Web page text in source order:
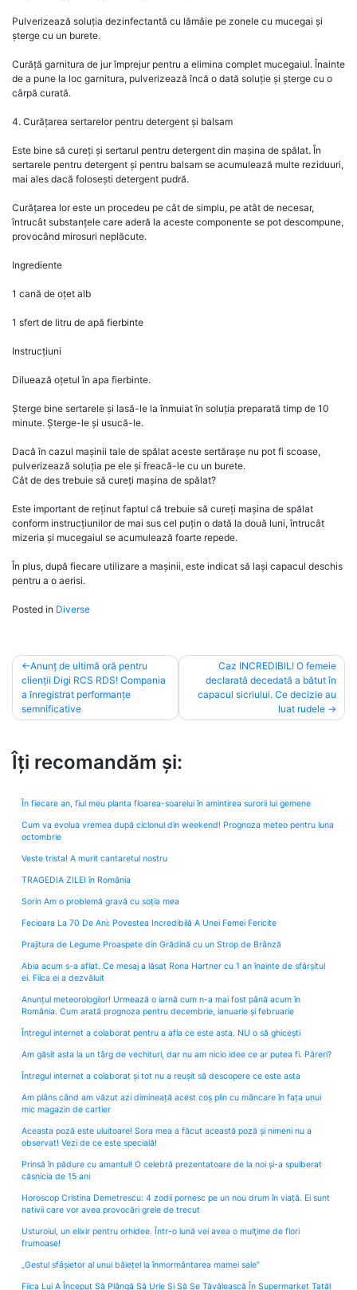
Pulverizează soluția dezinfectantă cu lămâie pe zonele cu mucegai și
șterge cu un burete.
Curăță garnitura de jur împrejur pentru a elimina complet mucegaiul. Înainte
de a pune la loc garnitura, pulverizează încă o dată soluție și șterge cu o
cârpă curată.
4. Curățarea sertarelor pentru detergent și balsam
Este bine să cureți și sertarul pentru detergent din mașina de spălat. În
sertarele pentru detergent și pentru balsam se acumulează multe reziduuri,
mai ales dacă folosești detergent pudră.
Curățarea lor este un procedeu pe cât de simplu, pe atât de necesar,
întrucât substanțele care aderă la aceste componente se pot descompune,
provocând mirosuri neplăcute.
Ingrediente
1 cană de oțet alb
1 sfert de litru de apă fierbinte
Instrucțiuni
Diluează oțetul în apa fierbinte.
Șterge bine sertarele și lasă-le la înmuiat în soluția preparată timp de 10
minute. Șterge-le și usucă-le.
Dacă în cazul mașinii tale de spălat aceste sertărașe nu pot fi scoase,
pulverizează soluția pe ele și freacă-le cu un burete.
Cât de des trebuie să cureți mașina de spălat?
Este important de reținut faptul că trebuie să cureți mașina de spălat
conform instrucțiunilor de mai sus cel puțin o dată la două luni, întrucât
mizeria și mucegaiul se acumulează foarte repede.
În plus, după fiecare utilizare a mașinii, este indicat să lași capacul deschis
pentru a o aerisi.
Posted in Diverse
Post
navigation
Anunț de ultimă oră pentru
clienții Digi RCS RDS! Compania
a înregistrat performanțe
semnificative
Caz INCREDIBIL! O femeie
declarată decedată a bătut în
capacul sicriului. Ce decizie au
luat rudele
Îți recomandăm și:
În fiecare an, fiul meu planta floarea-soarelui în amintirea surorii lui gemene
Cum va evolua vremea după ciclonul din weekend! Prognoza meteo pentru luna
octombrie
Veste trista! A murit cantaretul nostru
TRAGEDIA ZILEI în România
Sorin Am o problemă gravă cu soția mea
Fecioara La 70 De Ani: Povestea Incredibilă A Unei Femei Fericite
Prajitura de Legume Proaspete din Grădină cu un Strop de Brânză
Abia acum s-a aflat. Ce mesaj a lăsat Rona Hartner cu 1 an înainte de sfârșitul
ei. Fiica ei a dezvăluit
Anunțul meteorologilor! Urmează o iarnă cum n-a mai fost până acum în
România. Cum arată prognoza pentru decembrie, ianuarie și februarie
Întregul internet a colaborat pentru a afla ce este asta. NU o să ghicești
Am găsit asta la un târg de vechituri, dar nu am nicio idee ce ar putea fi. Păreri?
Întregul internet a colaborat și tot nu a reușit să descopere ce este asta
Am plâns când am văzut azi dimineață acest coș plin cu mâncare în fața unui
mic magazin de cartier
Aceasta poză este uluitoare! Sora mea a făcut această poză și nimeni nu a
observat! Vezi de ce este specială!
Prinsă în pădure cu amantul! O celebră prezentatoare de la noi și-a spulberat
căsnicia de 15 ani
Horoscop Cristina Demetrescu: 4 zodii pornesc pe un nou drum în viață. Ei sunt
nativii care vor avea provocări grele de trecut
Usturoiul, un elixir pentru orhidee. Într-o lună vei avea o mulţime de flori
frumoase!
„Gestul sfâșietor al unui băiețel la înmormântarea mamei sale”
Fiica Lui A Început Să Plângă Să Urle Și Să Se Tăvălească În Supermarket Tatăl